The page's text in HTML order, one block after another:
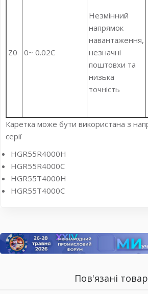
Z0 0~ 0.02C
Незмінний
напрямок
навантаження,
незначні
поштовхи та
низька
точність
Каретка може бути використана з
серії
HGR55R4000H
HGR55R4000C
HGR55T4000H
HGR55T4000C
Пов'язані